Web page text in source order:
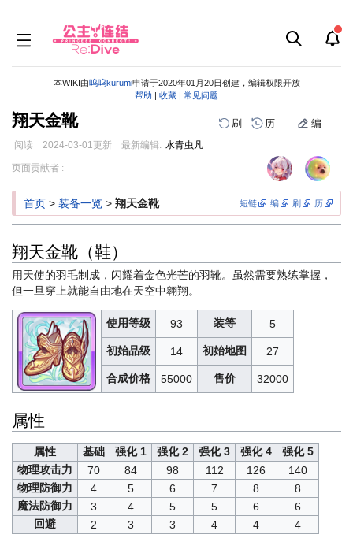
本WIKI由呜呜kurumi申请于2020年01月20日创建，编辑权限开放
帮助 | 收藏 | 常见问题
翔天金靴 刷 历 编
阅读 2024-03-01更新 最新编辑: 水青虫凡
跳
导
跳
搜
页面贡献者 :
短链 编 刷 历
首页 > 装备一览 > 翔天金靴
翔天金靴（鞋）
用天使的羽毛制成，闪耀着金色光芒的羽靴。虽然需要熟练掌握，
但一旦穿上就能自由地在天空中翱翔。
使用等级 93 装等 5
初始品级 14 初始地图 27
合成价格 55000 售价 32000
属性
属性 基础 强化 1 强化 2 强化 3 强化 4
强化 5
物理攻击力
70 84 98 112 126
140
物理防御力
4 5 6 7 8
8
魔法防御力
3 4 5 5 6
6
回避
2 3 3 4 4 4